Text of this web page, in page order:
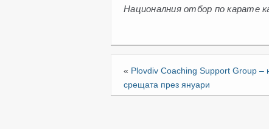
Националния отбор по карате
« Plovdiv Coaching Support Group –
срещата през януари